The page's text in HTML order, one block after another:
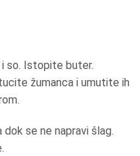
i so. Istopite buter.
žumanca i umutite ih
se ne napravi šlag.